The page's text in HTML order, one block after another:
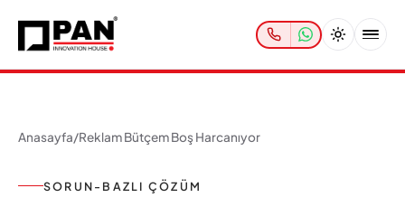
Anasayfa/Reklam Bütçem Boş Harcanıyor
SORUN-BAZLI ÇÖZÜM